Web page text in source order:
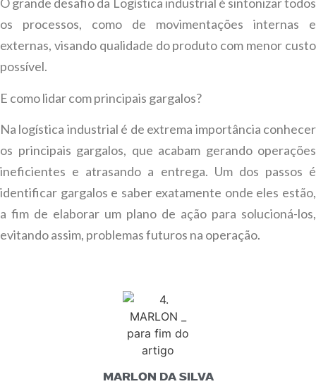
os processos, como de movimentações internas e
externas, visando qualidade do produto com menor custo
possível.
E como lidar com principais gargalos?
Na logística industrial é de extrema importância conhecer
os principais gargalos, que acabam gerando operações
ineficientes e atrasando a entrega. Um dos passos é
identificar gargalos e saber exatamente onde eles estão,
a fim de elaborar um plano de ação para solucioná-los,
evitando assim, problemas futuros na operação.
MARLON DA SILVA